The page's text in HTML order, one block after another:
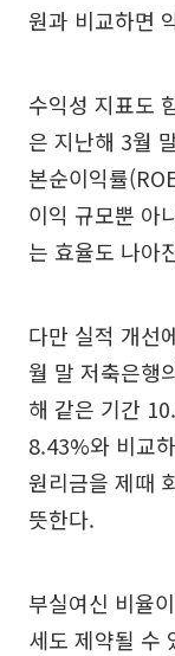
원과 비교하면
수익성 지표도
은 지난해 3월
본순이익률
이익 규모뿐 아
는 효율도 나아
다만 실적 개선
월 말 저축은행
해 같은 기간
8.43%와 비교
원리금을 제때
뜻한다.
부실여신 비율
세도 제약될 수